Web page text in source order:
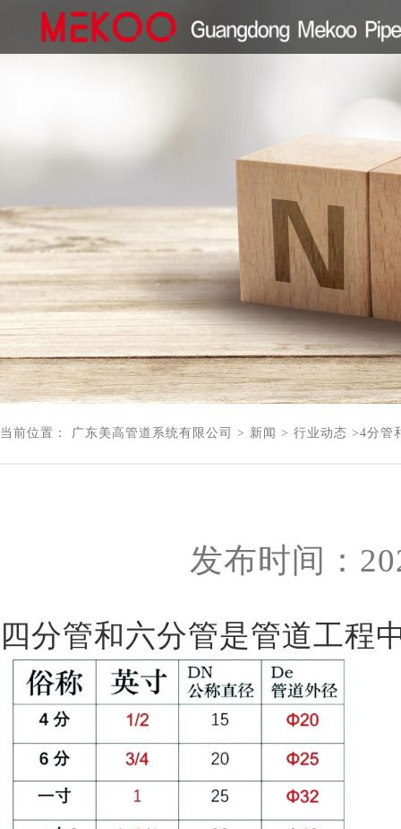
当前位置： 广东美高管道系统有限公司 > 新闻 > 行业动态 >4分管
发布时间：
四分管和六分管是管道工程